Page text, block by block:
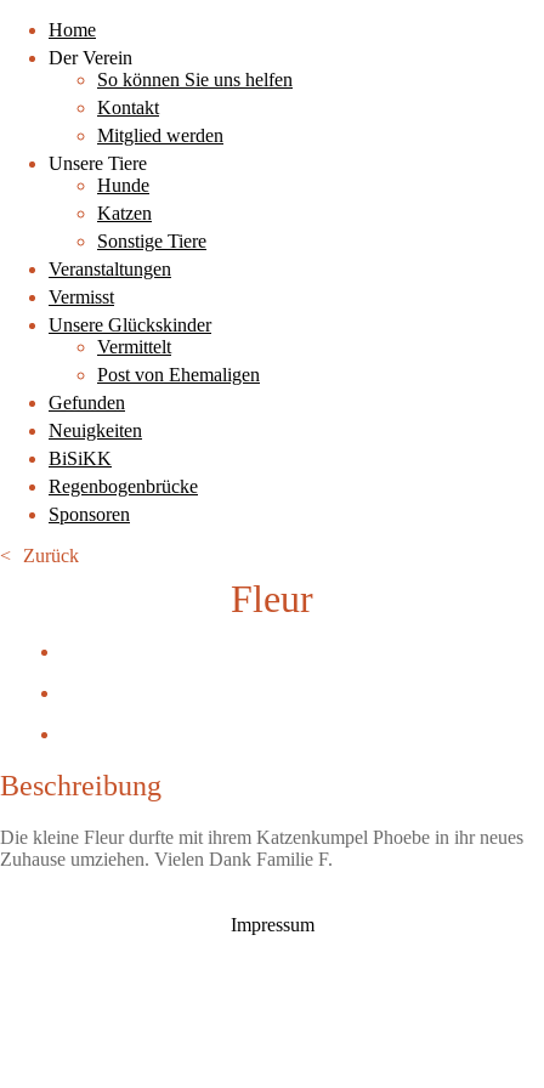
Home
Der Verein
So können Sie uns helfen
Kontakt
Mitglied werden
Unsere Tiere
Hunde
Katzen
Sonstige Tiere
Veranstaltungen
Vermisst
Unsere Glückskinder
Vermittelt
Post von Ehemaligen
Gefunden
Neuigkeiten
BiSiKK
Regenbogenbrücke
Sponsoren
Zurück
Fleur
Beschreibung
Die kleine Fleur durfte mit ihrem Katzenkumpel Phoebe in ihr neues
Zuhause umziehen. Vielen Dank Familie F.
Impressum